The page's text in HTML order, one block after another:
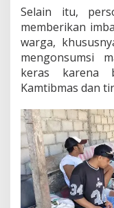
Selain itu,
memberikan
warga,
mengonsumsi
keras karena
Kamtibmas dan